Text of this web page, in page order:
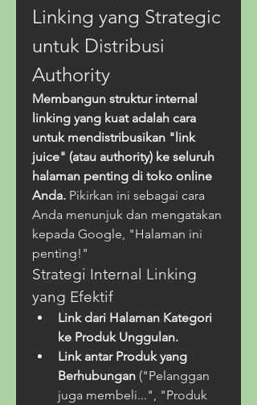
Linking yang Strategic
untuk Distribusi
Authority
Membangun struktur internal
linking yang kuat adalah cara
untuk mendistribusikan "link
juice" (atau authority) ke seluruh
halaman penting di toko online
Anda. Pikirkan ini sebagai cara
Anda menunjuk dan mengatakan
kepada Google, "Halaman ini
penting!"
Strategi Internal Linking
yang Efektif
Link dari Halaman Kategori
ke Produk Unggulan.
Link antar Produk yang
Berhubungan ("Pelanggan
juga membeli...", "Produk